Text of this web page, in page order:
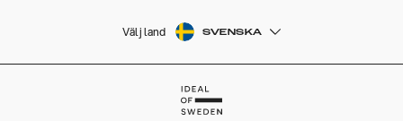
Välj land SVENSKA